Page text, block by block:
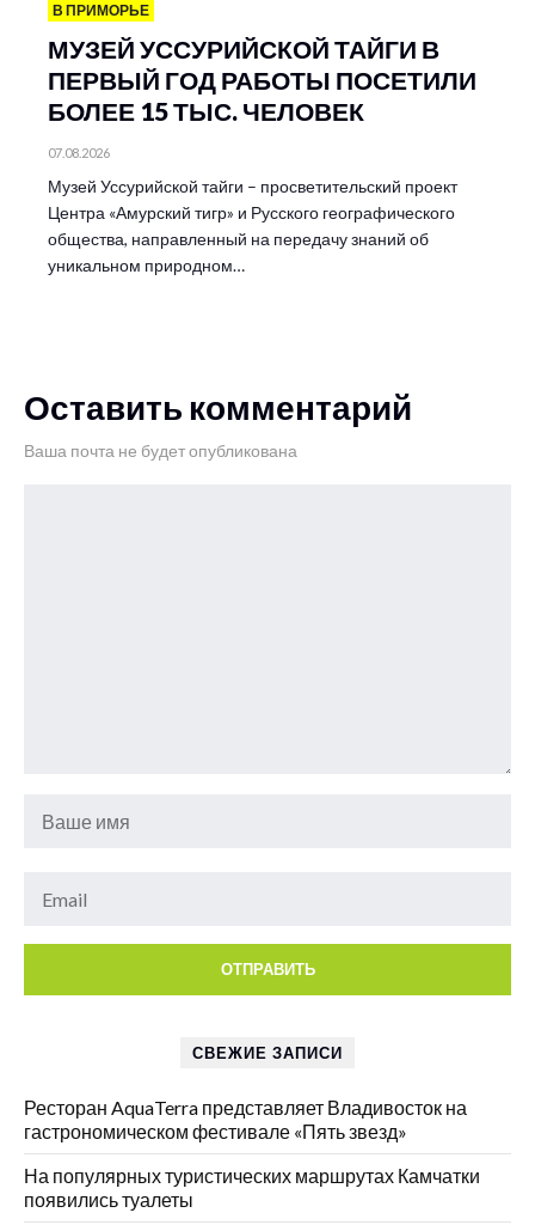
В ПРИМОРЬЕ
МУЗЕЙ УССУРИЙСКОЙ ТАЙГИ В
ПЕРВЫЙ ГОД РАБОТЫ ПОСЕТИЛИ
БОЛЕЕ 15 ТЫС. ЧЕЛОВЕК
07.08.2026
Музей Уссурийской тайги – просветительский проект
Центра «Амурский тигр» и Русского географического
общества, направленный на передачу знаний об
уникальном природном…
Оставить комментарий
Ваша почта не будет опубликована
СВЕЖИЕ ЗАПИСИ
Ресторан AquaTerra представляет Владивосток на
гастрономическом фестивале «Пять звезд»
На популярных туристических маршрутах Камчатки
появились туалеты